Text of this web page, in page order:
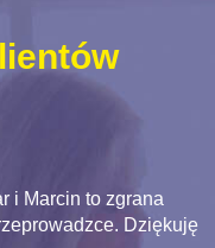
i Marcin to zgrana
Dziękuję